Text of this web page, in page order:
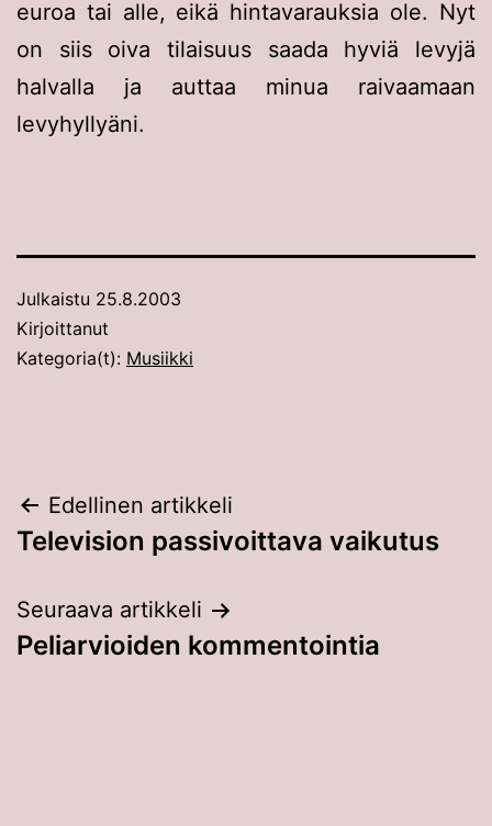
euroa tai alle, eikä hintavarauksia ole. Nyt
on siis oiva tilaisuus saada hyviä levyjä
halvalla ja auttaa minua raivaamaan
levyhyllyäni.
Julkaistu 25.8.2003
Kirjoittanut
Kategoria(t): Musiikki
Artikkelien
selaus
Edellinen artikkeli
Television passivoittava vaikutus
Seuraava artikkeli
Peliarvioiden kommentointia